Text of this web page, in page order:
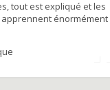
tout est expliqué et les
énormément